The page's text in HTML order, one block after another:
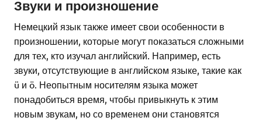
Звуки и произношение
Немецкий язык также имеет свои особенности в
произношении, которые могут показаться сложными
для тех, кто изучал английский. Например, есть
звуки, отсутствующие в английском языке, такие как
ü и ö. Неопытным носителям языка может
понадобиться время, чтобы привыкнуть к этим
новым звукам, но со временем они становятся